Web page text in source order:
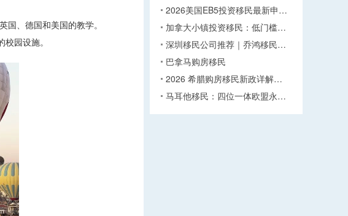
、德国和美国的教学。
园设施。
2026美国EB5投资移民最新申…
加拿大小镇投资移民：低门槛…
深圳移民公司推荐｜乔鸿移民…
巴拿马购房移民
2026 希腊购房移民新政详解…
马耳他移民：四位一体欧盟永…